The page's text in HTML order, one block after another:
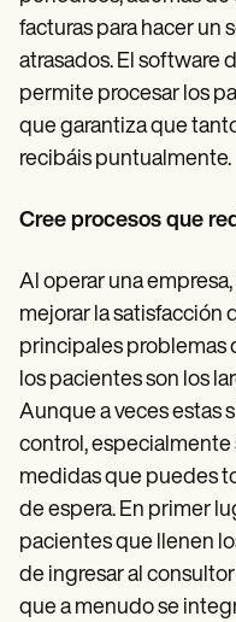
facturas para hacer un
atrasados. El software
permite procesar los
que garantiza que
recibáis puntualmente.
Cree procesos que
Al operar una
mejorar la satisfacción
principales problemas
los pacientes son los
Aunque a veces estas
control, especialmente
medidas que puedes
de espera. En primer
pacientes que llenen
de ingresar al
que a menudo se